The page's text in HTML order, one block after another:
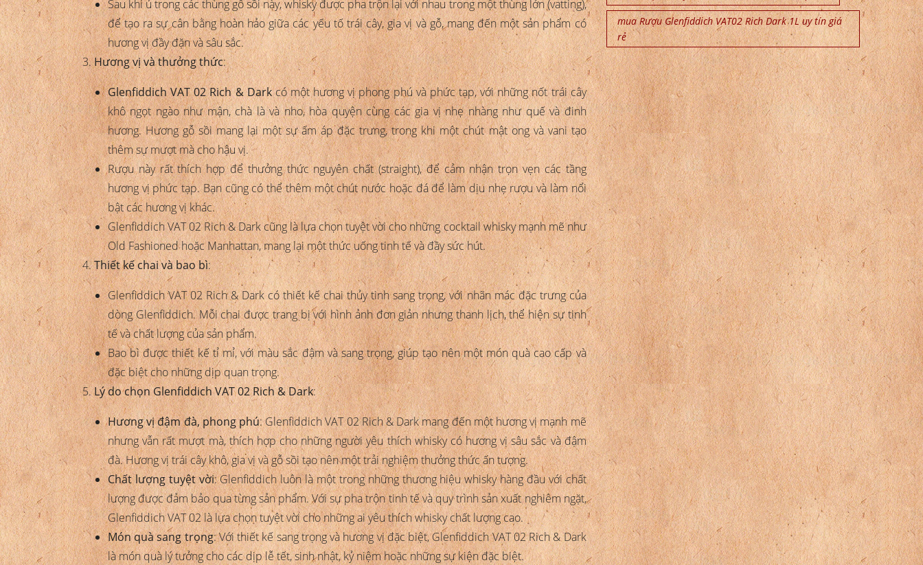
Sau khi ủ trong các thùng gỗ sồi này, whisky được pha trộn lại với nhau trong một thùng lớn (vatting),
để tạo ra sự cân bằng hoàn hảo giữa các yếu tố trái cây, gia vị và gỗ, mang đến một sản phẩm có
hương vị đầy đặn và sâu sắc.
Hương vị và thưởng thức:
Glenfiddich VAT 02 Rich & Darkcó một hương vị phong phú và phức tạp, với những nốt trái cây
khô ngọt ngào như mận, chà là và nho, hòa quyện cùng các gia vị nhẹ nhàng như quế và đinh
hương. Hương gỗ sồi mang lại một sự ấm áp đặc trưng, trong khi một chút mật ong và vani tạo
thêm sự mượt mà cho hậu vị.
Rượu này rất thích hợp để thưởng thức nguyên chất (straight), để cảm nhận trọn vẹn các tầng
hương vị phức tạp. Bạn cũng có thể thêm một chút nước hoặc đá để làm dịu nhẹ rượu và làm nổi
bật các hương vị khác.
Glenfiddich VAT 02 Rich & Dark cũng là lựa chọn tuyệt vời cho những cocktail whisky mạnh mẽ như
Old Fashioned hoặc Manhattan, mang lại một thức uống tinh tế và đầy sức hút.
Thiết kế chai và bao bì:
Glenfiddich VAT 02 Rich & Dark có thiết kế chai thủy tinh sang trọng, với nhãn mác đặc trưng của
dòng Glenfiddich. Mỗi chai được trang bị với hình ảnh đơn giản nhưng thanh lịch, thể hiện sự tinh
tế và chất lượng của sản phẩm.
Bao bì được thiết kế tỉ mỉ, với màu sắc đậm và sang trọng, giúp tạo nên một món quà cao cấp và
đặc biệt cho những dịp quan trọng.
Lý do chọn Glenfiddich VAT 02 Rich & Dark:
Hương vị đậm đà, phong phú: Glenfiddich VAT 02 Rich & Dark mang đến một hương vị mạnh mẽ
nhưng vẫn rất mượt mà, thích hợp cho những người yêu thích whisky có hương vị sâu sắc và đậm
đà. Hương vị trái cây khô, gia vị và gỗ sồi tạo nên một trải nghiệm thưởng thức ấn tượng.
Chất lượng tuyệt vời: Glenfiddich luôn là một trong những thương hiệu whisky hàng đầu với chất
lượng được đảm bảo qua từng sản phẩm. Với sự pha trộn tinh tế và quy trình sản xuất nghiêm ngặt,
Glenfiddich VAT 02 là lựa chọn tuyệt vời cho những ai yêu thích whisky chất lượng cao.
Món quà sang trọng: Với thiết kế sang trọng và hương vị đặc biệt, Glenfiddich VAT 02 Rich & Dark
là món quà lý tưởng cho các dịp lễ tết, sinh nhật, kỷ niệm hoặc những sự kiện đặc biệt.
mua Rượu Glenfiddich VAT02 Rich Dark 1L uy tín giá
rẻ